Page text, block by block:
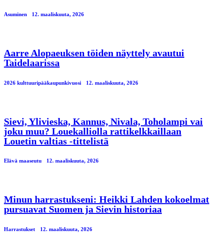
Asuminen 12. maaliskuuta, 2026
Aarre Alopaeuksen töiden näyttely avautui
Taidelaarissa
2026 kulttuuripääkaupunkivuosi 12. maaliskuuta, 2026
Sievi, Ylivieska, Kannus, Nivala, Toholampi vai
joku muu? Louekalliolla rattikelkkaillaan
Louetin valtias -tittelistä
Elävä maaseutu 12. maaliskuuta, 2026
Minun harrastukseni: Heikki Lahden kokoelmat
pursuavat Suomen ja Sievin historiaa
Harrastukset 12. maaliskuuta, 2026